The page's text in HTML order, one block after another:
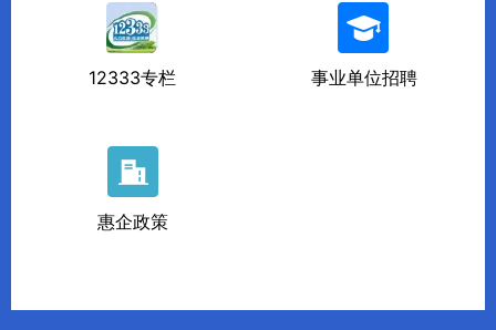
12333专栏 事业单位招聘
惠企政策